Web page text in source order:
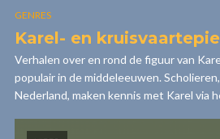
GENRES
Karel- en
Verhalen over en rond de figuur van
populair in de middeleeuwen.
Nederland, maken kennis met Karel via